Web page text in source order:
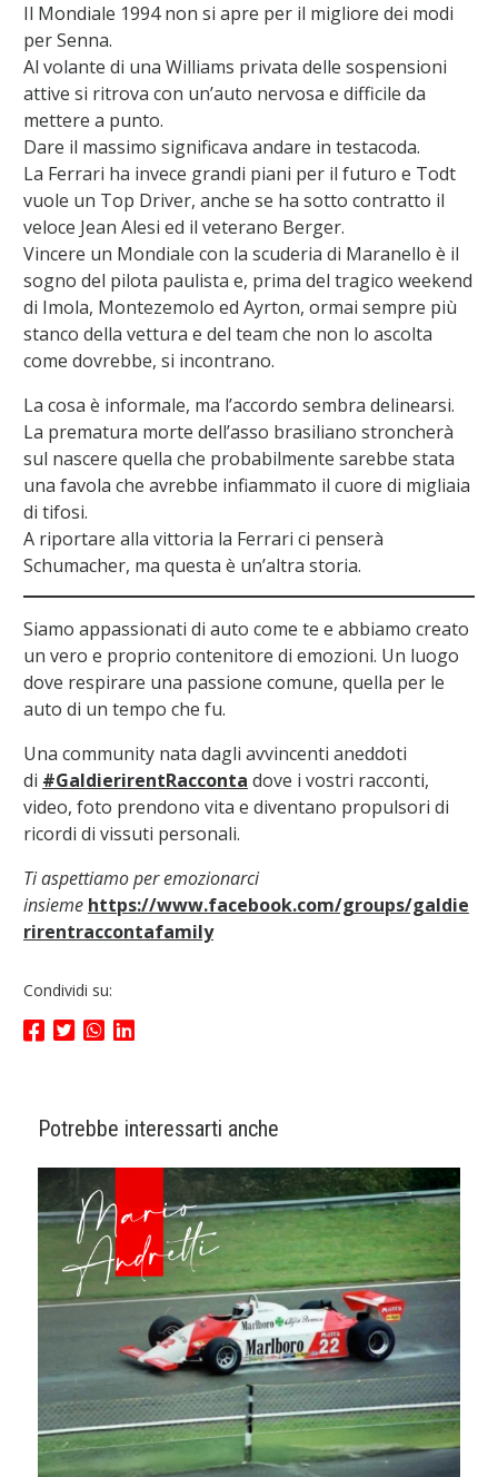
Il Mondiale 1994 non si apre per il migliore dei modi
per Senna.
Al volante di una Williams privata delle sospensioni
attive si ritrova con un’auto nervosa e difficile da
mettere a punto.
Dare il massimo significava andare in testacoda.
La Ferrari ha invece grandi piani per il futuro e Todt
vuole un Top Driver, anche se ha sotto contratto il
veloce Jean Alesi ed il veterano Berger.
Vincere un Mondiale con la scuderia di Maranello è il
sogno del pilota paulista e, prima del tragico weekend
di Imola, Montezemolo ed Ayrton, ormai sempre più
stanco della vettura e del team che non lo ascolta
come dovrebbe, si incontrano.
La cosa è informale, ma l’accordo sembra delinearsi.
La prematura morte dell’asso brasiliano stroncherà
sul nascere quella che probabilmente sarebbe stata
una favola che avrebbe infiammato il cuore di migliaia
di tifosi.
A riportare alla vittoria la Ferrari ci penserà
Schumacher, ma questa è un’altra storia.
Siamo appassionati di auto come te e abbiamo creato
un vero e proprio contenitore di emozioni. Un luogo
dove respirare una passione comune, quella per le
auto di un tempo che fu.
Una community nata dagli avvincenti aneddoti
di #GaldierirentRacconta dove i vostri racconti,
video, foto prendono vita e diventano propulsori di
ricordi di vissuti personali.
Ti aspettiamo per emozionarci
insieme https://www.facebook.com/groups/galdie
rirentraccontafamily
Condividi su:
Potrebbe interessarti anche